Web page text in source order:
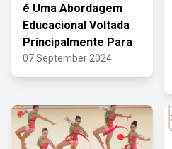
é Uma Abordagem
Educacional Voltada
Principalmente Para
07 September 2024